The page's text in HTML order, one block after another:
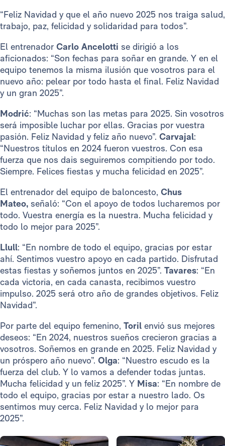
“Feliz Navidad y que el año nuevo 2025 nos traiga salud,
trabajo, paz, felicidad y solidaridad para todos”.
El entrenador Carlo Ancelotti se dirigió a los
aficionados: “Son fechas para soñar en grande. Y en el
equipo tenemos la misma ilusión que vosotros para el
nuevo año: pelear por todo hasta el final. Feliz Navidad
y un gran 2025”.
Modrić: “Muchas son las metas para 2025. Sin vosotros
será imposible luchar por ellas. Gracias por vuestra
pasión. Feliz Navidad y feliz año nuevo”. Carvajal:
“Nuestros títulos en 2024 fueron vuestros. Con esa
fuerza que nos dais seguiremos compitiendo por todo.
Siempre. Felices fiestas y mucha felicidad en 2025”.
El entrenador del equipo de baloncesto, Chus
Mateo, señaló: “Con el apoyo de todos lucharemos por
todo. Vuestra energía es la nuestra. Mucha felicidad y
todo lo mejor para 2025”.
Llull: “En nombre de todo el equipo, gracias por estar
ahí. Sentimos vuestro apoyo en cada partido. Disfrutad
estas fiestas y soñemos juntos en 2025”. Tavares: “En
cada victoria, en cada canasta, recibimos vuestro
impulso. 2025 será otro año de grandes objetivos. Feliz
Navidad”.
Por parte del equipo femenino, Toril envió sus mejores
deseos: “En 2024, nuestros sueños crecieron gracias a
vosotros. Soñemos en grande en 2025. Feliz Navidad y
un próspero año nuevo”. Olga: “Nuestro escudo es la
fuerza del club. Y lo vamos a defender todas juntas.
Mucha felicidad y un feliz 2025”. Y Misa: “En nombre de
todo el equipo, gracias por estar a nuestro lado. Os
sentimos muy cerca. Feliz Navidad y lo mejor para
2025”.